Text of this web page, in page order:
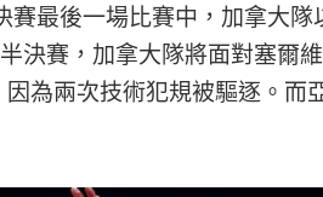
賽最後一場比賽中，加拿大
決賽，加拿大隊將面對塞爾
為兩次技術犯規被驅逐。而